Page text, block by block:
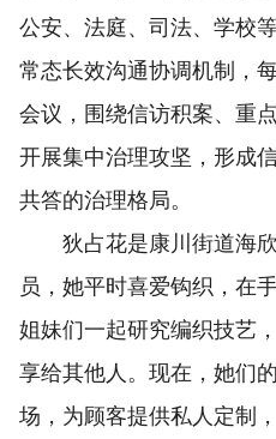
公安、法庭、司法、学校
常态长效沟通协调机制，
会议，围绕信访积案、重
开展集中治理攻坚，形成
共答的治理格局。
狄占花是康川街道海欣
员，她平时喜爱钩织，在
姐妹们一起研究编织技艺
享给其他人。现在，她们
场，为顾客提供私人定制